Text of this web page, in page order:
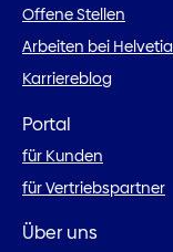
Offene Stellen
Arbeiten bei Helvetia
Karriereblog
Portal
für Kunden
für Vertriebspartner
Über uns